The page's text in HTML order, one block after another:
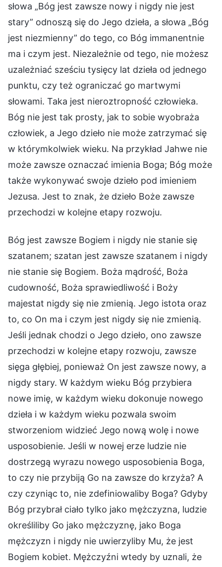
słowa „Bóg jest zawsze nowy i nigdy nie jest
stary” odnoszą się do Jego dzieła, a słowa „Bóg
jest niezmienny” do tego, co Bóg immanentnie
ma i czym jest. Niezależnie od tego, nie możesz
uzależniać sześciu tysięcy lat dzieła od jednego
punktu, czy też ograniczać go martwymi
słowami. Taka jest nieroztropność człowieka.
Bóg nie jest tak prosty, jak to sobie wyobraża
człowiek, a Jego dzieło nie może zatrzymać się
w którymkolwiek wieku. Na przykład Jahwe nie
może zawsze oznaczać imienia Boga; Bóg może
także wykonywać swoje dzieło pod imieniem
Jezusa. Jest to znak, że dzieło Boże zawsze
przechodzi w kolejne etapy rozwoju.
Bóg jest zawsze Bogiem i nigdy nie stanie się
szatanem; szatan jest zawsze szatanem i nigdy
nie stanie się Bogiem. Boża mądrość, Boża
cudowność, Boża sprawiedliwość i Boży
majestat nigdy się nie zmienią. Jego istota oraz
to, co On ma i czym jest nigdy się nie zmienią.
Jeśli jednak chodzi o Jego dzieło, ono zawsze
przechodzi w kolejne etapy rozwoju, zawsze
sięga głębiej, ponieważ On jest zawsze nowy, a
nigdy stary. W każdym wieku Bóg przybiera
nowe imię, w każdym wieku dokonuje nowego
dzieła i w każdym wieku pozwala swoim
stworzeniom widzieć Jego nową wolę i nowe
usposobienie. Jeśli w nowej erze ludzie nie
dostrzegą wyrazu nowego usposobienia Boga,
to czy nie przybiją Go na zawsze do krzyża? A
czy czyniąc to, nie zdefiniowaliby Boga? Gdyby
Bóg przybrał ciało tylko jako mężczyzna, ludzie
określiliby Go jako mężczyznę, jako Boga
mężczyzn i nigdy nie uwierzyliby Mu, że jest
Bogiem kobiet. Mężczyźni wtedy by uznali, że